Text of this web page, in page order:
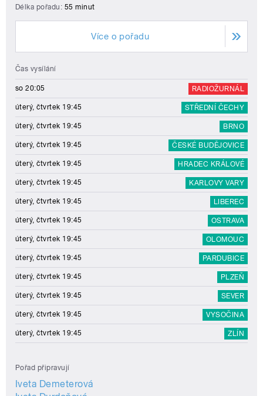
Délka pořadu: 55 minut
Více o pořadu
Čas vysílání
so 20:05 RADIOŽURNÁL
úterý, čtvrtek 19:45 STŘEDNÍ ČECHY
úterý, čtvrtek 19:45 BRNO
úterý, čtvrtek 19:45 ČESKÉ BUDĚJOVICE
úterý, čtvrtek 19:45 HRADEC KRÁLOVÉ
úterý, čtvrtek 19:45 KARLOVY VARY
úterý, čtvrtek 19:45 LIBEREC
úterý, čtvrtek 19:45 OSTRAVA
úterý, čtvrtek 19:45 OLOMOUC
úterý, čtvrtek 19:45 PARDUBICE
úterý, čtvrtek 19:45 PLZEŇ
úterý, čtvrtek 19:45 SEVER
úterý, čtvrtek 19:45 VYSOČINA
úterý, čtvrtek 19:45 ZLÍN
Pořad připravují
Iveta Demeterová